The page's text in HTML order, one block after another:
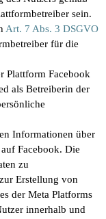
sein.
Art. 7 Abs. 3 DSGVO
für die
Plattform Facebook
als Betreiberin der
Informationen über
Facebook. Die
zu
Erstellung von
der Meta Platforms
innerhalb und